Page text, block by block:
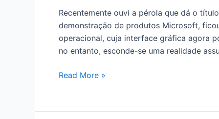
Recentemente ouvi a pérola que dá o
demonstração de produtos Microsoft,
operacional, cuja interface gráfica agora
no entanto, esconde-se uma realidade
“Windows
está
Read More »